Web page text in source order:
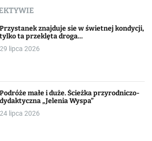
Przystanek znajduje sie w świetnej kondycji,
tylko ta przeklęta droga…
29 lipca 2026
Podróże małe i duże. Ścieżka przyrodniczo-
dydaktyczna „Jelenia Wyspa”
24 lipca 2026